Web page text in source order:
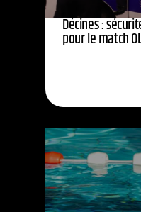
Décines :
pour le match